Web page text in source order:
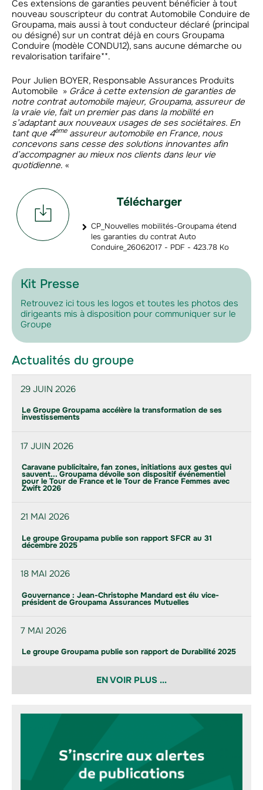
Ces extensions de garanties peuvent bénéficier à tout
nouveau souscripteur du contrat Automobile Conduire de
Groupama, mais aussi à tout conducteur déclaré (principal
ou désigné) sur un contrat déjà en cours Groupama
Conduire (modèle CONDU12), sans aucune démarche ou
revalorisation tarifaire**.
Pour Julien BOYER, Responsable Assurances Produits
Automobile » Grâce à cette extension de garanties de
notre contrat automobile majeur, Groupama, assureur de
la vraie vie, fait un premier pas dans la mobilité en
s’adaptant aux nouveaux usages de ses sociétaires. En
tant que 4èmeassureur automobile en France, nous
concevons sans cesse des solutions innovantes afin
d’accompagner au mieux nos clients dans leur vie
quotidienne. «
Télécharger
CP_Nouvelles mobilités-Groupama étend
les garanties du contrat Auto
Conduire_26062017 - PDF - 423.78 Ko
Kit Presse
Retrouvez ici tous les logos et toutes les photos des
dirigeants mis à disposition pour communiquer sur le
Groupe
Actualités du groupe
29 JUIN 2026
Le Groupe Groupama accélère la transformation de ses
investissements
17 JUIN 2026
Caravane publicitaire, fan zones, initiations aux gestes qui
sauvent... Groupama dévoile son dispositif événementiel
pour le Tour de France et le Tour de France Femmes avec
Zwift 2026
21 MAI 2026
Le groupe Groupama publie son rapport SFCR au 31
décembre 2025
18 MAI 2026
Gouvernance : Jean-Christophe Mandard est élu vice-
président de Groupama Assurances Mutuelles
7 MAI 2026
Le groupe Groupama publie son rapport de Durabilité 2025
EN VOIR PLUS ...